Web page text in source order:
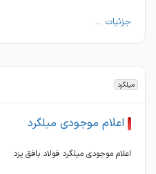
جزئیات ...
میلگرد
اعلام موجودی میلگرد
اعلام موجودی میلگرد فولاد بافق یزد